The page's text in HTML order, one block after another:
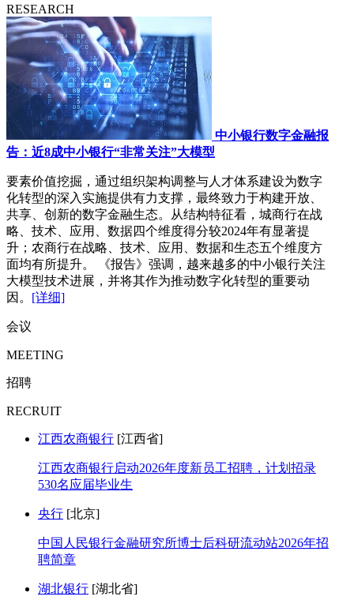
RESEARCH
中小银行数字金融报
告：近8成中小银行“非常关注”大模型
要素价值挖掘，通过组织架构调整与人才体系建设为数字
化转型的深入实施提供有力支撑，最终致力于构建开放、
共享、创新的数字金融生态。从结构特征看，城商行在战
略、技术、应用、数据四个维度得分较2024年有显著提
升；农商行在战略、技术、应用、数据和生态五个维度方
面均有所提升。 《报告》强调，越来越多的中小银行关注
大模型技术进展，并将其作为推动数字化转型的重要动
因。 [详细]
会议
MEETING
招聘
RECRUIT
江西农商银行 [江西省]
江西农商银行启动2026年度新员工招聘，计划招录
530名应届毕业生
央行 [北京]
中国人民银行金融研究所博士后科研流动站2026年招
聘简章
湖北银行 [湖北省]